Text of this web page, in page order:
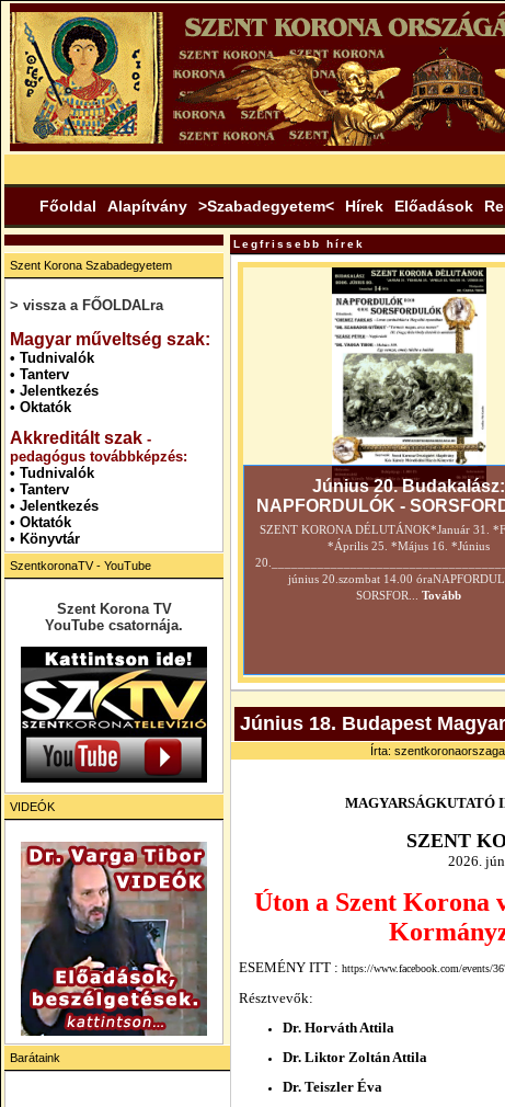
Főoldal Alapítvány >Szabadegyetem< Hírek Előadások
Szent Korona Szabadegyetem
> vissza a FŐOLDALra
Magyar műveltség szak:
• Tudnivalók
• Tanterv
• Jelentkezés
• Oktatók
Akkreditált szak -
pedagógus továbbképzés:
• Tudnivalók
• Tanterv
• Jelentkezés
• Oktatók
• Könyvtár
SzentkoronaTV - YouTube
Szent Korona TV
YouTube csatornája.
VIDEÓK
Barátaink
Legfrissebb hírek
Június 20. Budakalász:
NAPFORDULÓK -
SZENT KORONA DÉLUTÁNOK*Január 31.
*Április 25. *Május 16. *Június
június 20.szombat 14.00
SORSFOR...
Tovább
Június 18. Budapest
Írta:
MAGYARSÁGKUTATÓ
SZENT
2026.
Úton a Szent Korona
ESEMÉNY ITT : https://www.facebook.com/events/
Résztvevők:
Dr. Horváth Attila
Dr. Liktor Zoltán Attila
Dr. Teiszler Éva